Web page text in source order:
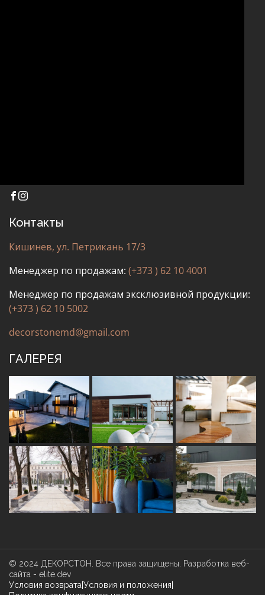
Контакты
Кишинев, ул. Петрикань 17/3
Менеджер по продажам: (+373 ) 62 10 4001
Менеджер по продажам эксклюзивной продукции:
(+373 ) 62 10 5002
decorstonemd@gmail.com
ГАЛЕРЕЯ
© 2024 ДЕКОРСТОН. Все права защищены.
Разработка веб-
сайта - elite.dev
Условия возврата Условия и положения